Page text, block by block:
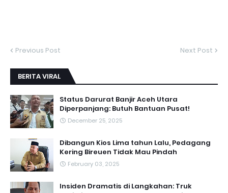
Previous Post Next Post
BERITA VIRAL
Status Darurat Banjir Aceh Utara
Diperpanjang: Butuh Bantuan Pusat!
December 25, 2025
Dibangun Kios Lima tahun Lalu, Pedagang
Kering Bireuen Tidak Mau Pindah
February 03, 2025
Insiden Dramatis di Langkahan: Truk